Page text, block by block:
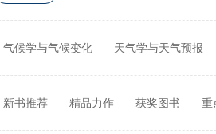
气候学与气候变化 天气学与天气预报
新书推荐 精品力作 获奖图书 重